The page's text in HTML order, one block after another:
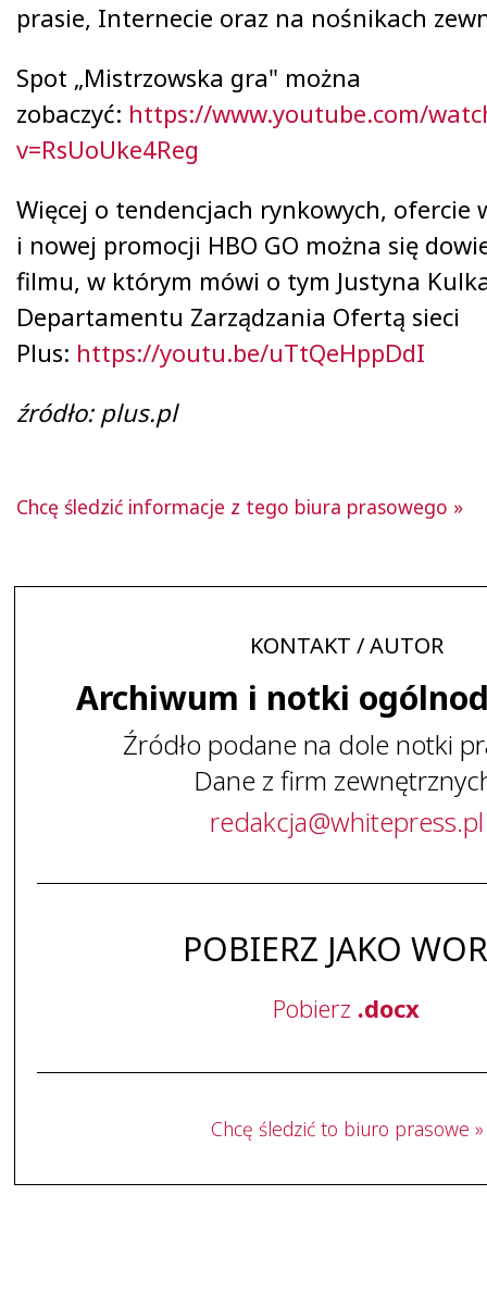
prasie, Internecie oraz na nośnikach
Spot „Mistrzowska gra" można
zobaczyć: https://www.youtube.com/
v=RsUoUke4Reg
Więcej o tendencjach rynkowych, ofercie
i nowej promocji HBO GO można się
filmu, w którym mówi o tym Justyna
Departamentu Zarządzania Ofertą sieci
Plus: https://youtu.be/uTtQeHppDdI
źródło: plus.pl
Chcę śledzić informacje z tego biura prasowego »
KONTAKT / AUTOR
Archiwum i notki
Źródło podane na dole notki
Dane z firm
redakcja@whitepress.pl
POBIERZ JAKO
Pobierz .docx
Chcę śledzić to biuro prasowe »